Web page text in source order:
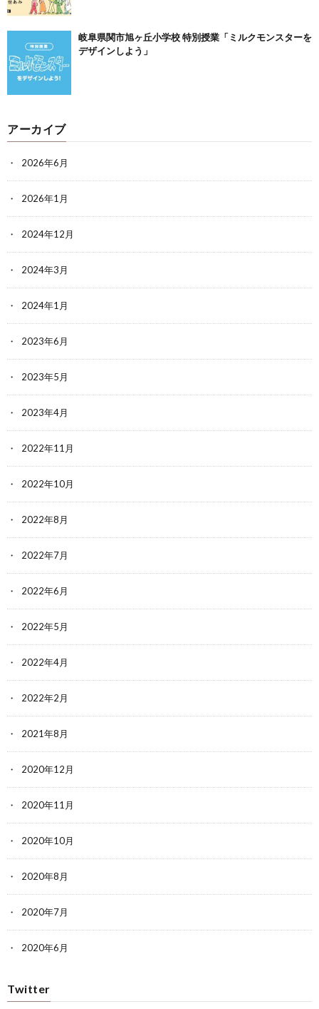
岐阜県関市旭ヶ丘小学校 特別授業「ミルクモンスターを
デザインしよう」
アーカイブ
2026年6月
2026年1月
2024年12月
2024年3月
2024年1月
2023年6月
2023年5月
2023年4月
2022年11月
2022年10月
2022年8月
2022年7月
2022年6月
2022年5月
2022年4月
2022年2月
2021年8月
2020年12月
2020年11月
2020年10月
2020年8月
2020年7月
2020年6月
Twitter